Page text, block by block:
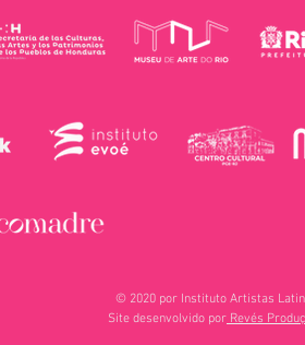
© 2020 por Instituto Artistas
Site desenvolvido por Revés